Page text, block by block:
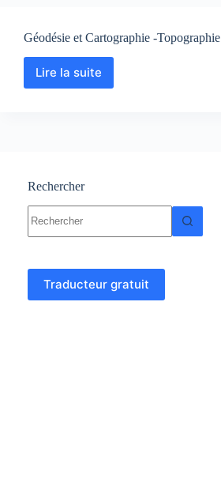
Géodésie et Cartographie -Topographie
Lire la suite
Géodésie
Rechercher
résultat
Traducteur gratuit